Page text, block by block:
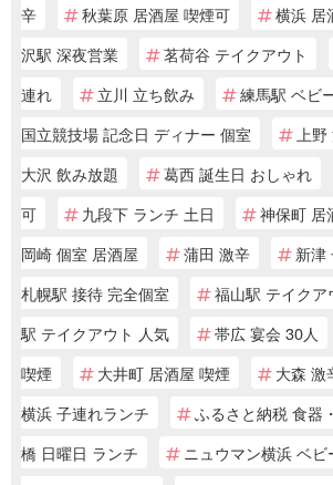
辛
秋葉原 居酒屋 喫煙可 横浜 居
沢駅 深夜営業
茗荷谷 テイクアウト
連れ
立川 立ち飲み
練馬駅 ベビ
国立競技場 記念日 ディナー 個室
上
大沢 飲み放題
葛西 誕生日 おしゃれ
可
九段下 ランチ 土日 神保町 居
岡崎 個室 居酒屋
蒲田 激辛
新津
札幌駅 接待 完全個室
福山駅 テイクア
駅 テイクアウト 人気
帯広 宴会 30人
喫煙
大井町 居酒屋 喫煙 大森 激
横浜 子連れランチ
ふるさと納税 食器
橋 日曜日 ランチ
ニュウマン横浜 ベ